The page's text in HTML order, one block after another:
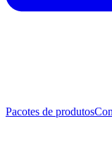
Pacotes de produtos